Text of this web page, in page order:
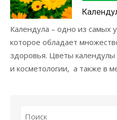
Календула – одно из самых
которое обладает
здоровья. Цветы календулы
и косметологии, а также в